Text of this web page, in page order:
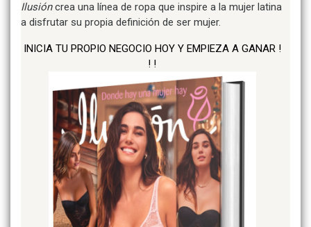
Ilusióncrea una línea de ropa que inspire a la mujer latina
a disfrutar su propia definición de ser mujer.
INICIA TU PROPIO NEGOCIO HOY Y EMPIEZA A GANAR !
! !